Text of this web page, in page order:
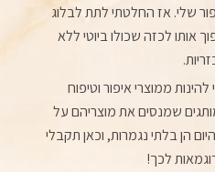
שלי. אז החלטתי לתת לבלוג
אותו לכזה שכולו ביוטי ללא
ממוצרי איפור וטיפוח
שמנסים את מוצריהם על
הן בלתי נגמרות, וכאן תקבלי
לכך!